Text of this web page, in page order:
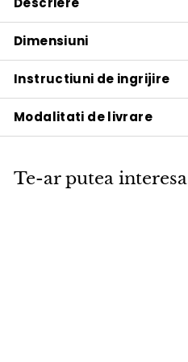
Dimensiuni
Instructiuni de ingrijire
Modalitati de livrare
Te-ar putea interesa